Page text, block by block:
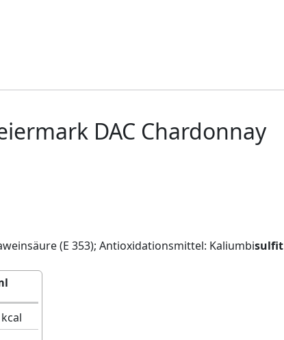
DAC Chardonnay
(E 353); Antioxidationsmittel: Kaliumbisulfit